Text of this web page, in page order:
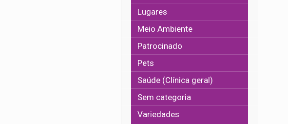
Lugares
Meio Ambiente
Patrocinado
Pets
Saúde (Clínica geral)
Sem categoria
Variedades